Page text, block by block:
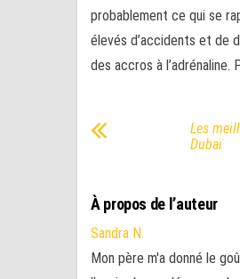
probablement ce qui se
élevés d’accidents et de
des accros à
Les
Dubaï
À propos de l’auteur
Sandra N.
Mon père m'a donné le